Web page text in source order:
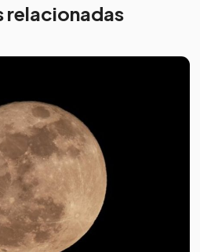
relacionadas